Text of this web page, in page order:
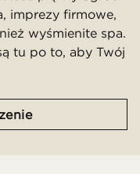
imprezy firmowe,
wyśmienite spa.
tu po to, aby Twój